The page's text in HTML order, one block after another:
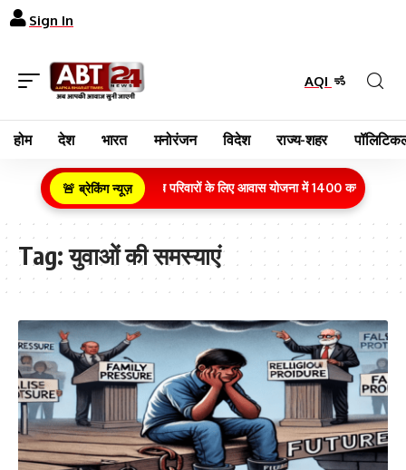
Sign In
AQI
होम देश भारत मनोरंजन विदेश राज्य-शहर
🚨 ब्रेकिंग न्यूज़
ग्रामीण क्षेत्र के गरीब परिवारों के लिए आवास योजना में 1400 करोड़ रुपये का
Tag:युवाओं की समस्याएं